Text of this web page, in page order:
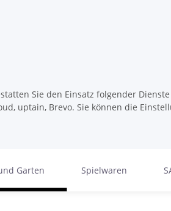
Sie den Einsatz folgender
uptain, Brevo. Sie können die
Garten Spielwaren